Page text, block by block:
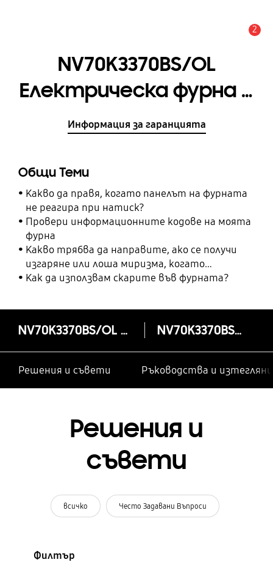
2
NV70K3370BS/OL
Електрическа фурна с
Двоен вентилатор, 68
Информация за гаранцията
Общи Теми
Какво да правя, когато панелът на фурната
не реагира при натиск?
Провери информационните кодове на моята
фурна
Какво трябва да направите, ако се получи
изгаряне или лоша миризма, когато
използвате фурната?
Как да използвам скарите във фурната?
NV70K3370BS/OL Електрическа фурна с Двоен вентилатор, 68 л NV70K3370BS/OL
Решения и съвети Ръководства и
Решения и
съвети
всичко Често Задавани Въпроси
Филтър